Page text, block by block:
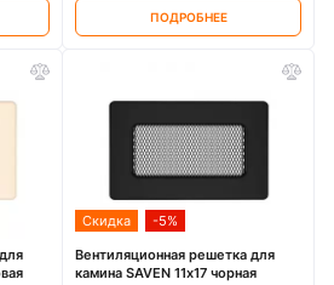
ПОДРОБНЕЕ
Скидка -5%
Вентиляционная решетка для
камина SAVEN 11х17 чорная